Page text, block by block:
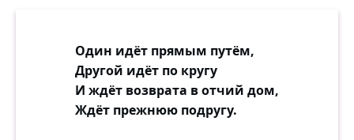
Один идёт прямым путём,
Другой идёт по кругу
И ждёт возврата в отчий дом,
Ждёт прежнюю подругу.